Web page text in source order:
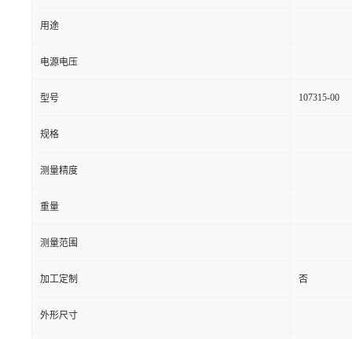
用途
电源电压
型号 107315-00
规格
测量精度
重量
测量范围
加工定制 否
外形尺寸